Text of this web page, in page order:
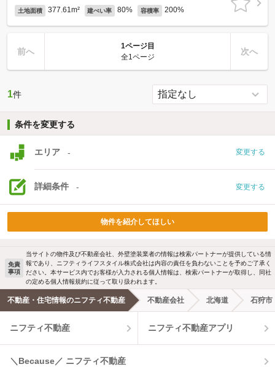
土地面積 377.61m² 建ぺい率 80% 容積率 200%
前へ
1ページ目
全1ページ
次へ
1件
条件を変更する
エリア - 変更する
詳細条件 - 変更する
物件を紹介してほしい
免責
事項
当サイトの物件及び不動産会社、外壁塗装業者の情報は検索パートナーが提供している情
報であり、ニフティライフスタイル株式会社は内容の責任を負わないことを予めご了承く
ださい。本サービス内でお客様が入力される個人情報は、検索パートナーが取得し、同社
の定める個人情報規約に従って取り扱われます。
不動産・住宅情報のニフティ不動産 不動産会社 北海道 石狩市
ニフティ不動産 ニフティ不動産アプリ
＼Because／ ニフティ不動産